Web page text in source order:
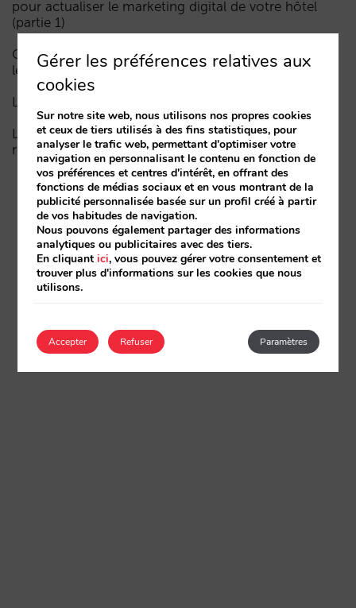
pour actualiser le marketing digital de votre hôtel
(partie 1)
Comment un hôtel apparaît dans les assistants d’IA :
les trois couches de visibilité
La fin de l’ère « Book on Metasearch »
Le funnel dans l’IA est cassé. La clé pour le réparer
réside dans la phase de considération
Gérer les préférences relatives aux
cookies
Sur notre site web, nous utilisons nos propres cookies
et ceux de tiers utilisés à des fins statistiques, pour
analyser le trafic web, permettant d'optimiser votre
navigation en personnalisant le contenu en fonction de
vos préférences et centres d'intérêt, en offrant des
fonctions de médias sociaux et en vous montrant de la
publicité personnalisée basée sur un profil créé à partir
de vos habitudes de navigation.
Nous pouvons également partager des informations
analytiques ou publicitaires avec des tiers.
En cliquantici, vous pouvez gérer votre consentement et
trouver plus d'informations sur les cookies que nous
utilisons.
Accepter Paramètres
Refuser